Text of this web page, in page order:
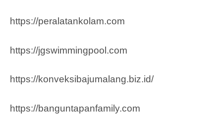
https://peralatankolam.com
https://jgswimmingpool.com
https://konveksibajumalang.biz.id/
https://banguntapanfamily.com